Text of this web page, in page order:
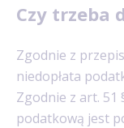
Czy trzeba
Zgodnie z
niedopłata
Zgodnie z art. 51
podatkową jest